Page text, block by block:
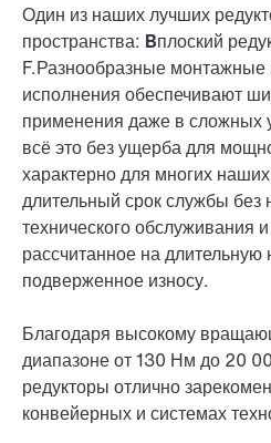
Один из наших лучших
пространства: Bплоский
F.Разнообразные монтажные
исполнения обеспечивают
применения даже в сложных
всё это без ущерба для
характерно для многих
длительный срок службы без
технического обслуживания
рассчитанное на длительную
подверженное износу.
Благодаря высокому
диапазоне от 130 Нм до 20
редукторы отлично
конвейерных и системах